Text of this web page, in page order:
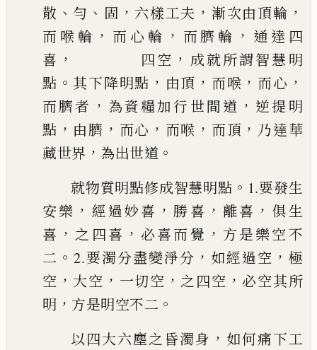
散 、 勻 、 固 ， 六樣工夫 ， 漸次由頂輪 ，
而喉輪 ， 而心輪 ， 而臍輪 ， 通達四
喜 ， 四空 ， 成就所謂智慧明
點 。其下降明點 ， 由頂 ， 而喉 ， 而心 ，
而臍者 ， 為資糧加行世間道 ， 逆提明
點 ， 由臍 ， 而心 ， 而喉 ， 而頂 ， 乃達華
藏世界 ， 為出世道 。
就物質明點修成智慧明點 。 1.要發生
安樂 ， 經過妙喜 ， 勝喜 ， 離喜 ， 俱生
喜 ， 之四喜 ， 必喜而覺 ， 方是樂空不
二 。 2.要濁分盡變淨分 ， 如經過空 ， 極
空 ， 大空 ， 一切空 ， 之四空 ， 必空其所
明 ， 方是明空不二 。
以四大六塵之昏濁身 ， 如何痛下工